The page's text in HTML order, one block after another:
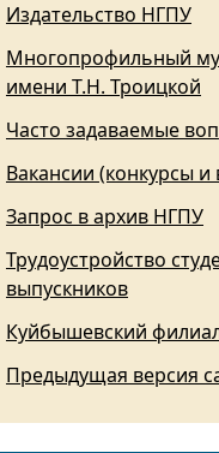
Издательство НГПУ
Многопрофильный
имени Т.Н. Троицкой
Часто задаваемые
Вакансии (конкурсы
Запрос в архив НГПУ
Трудоустройство
выпускников
Куйбышевский
Предыдущая версия